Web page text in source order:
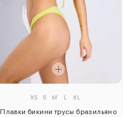
XS S M L XL
Плавки бикини трусы бразильяно